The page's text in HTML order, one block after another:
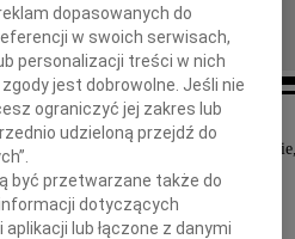
Pan Bóg sam nie może być
dlatego stworzył matkę "
Kornel Makuszyński
dopasowanych do
w swoich serwisach,
personalizacji treści w nich
jest dobrowolne. Jeśli nie
ograniczyć jej zakres lub
udzieloną przejdź do
być przetwarzane także do
dotyczących
lub łączone z danymi